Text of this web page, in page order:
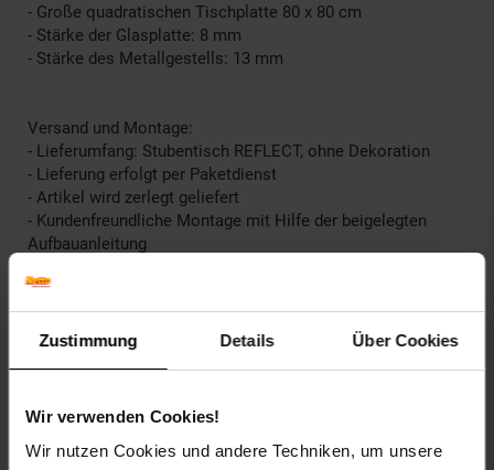
Zustimmung Details Über Cookies
Wir verwenden Cookies!
Wir nutzen Cookies und andere Techniken, um unsere
- Große quadratischen Tischplatte 80 x 80 cm
- Stärke der Glasplatte: 8 mm
- Stärke des Metallgestells: 13 mm
Versand und Montage:
- Lieferumfang: Stubentisch REFLECT, ohne Dekoration
- Lieferung erfolgt per Paketdienst
- Artikel wird zerlegt geliefert
- Kundenfreundliche Montage mit Hilfe der beigelegten
Aufbauanleitung
Fußgestell: Metall
Höhe in cm: 35
Plattenstärke in mm: 8